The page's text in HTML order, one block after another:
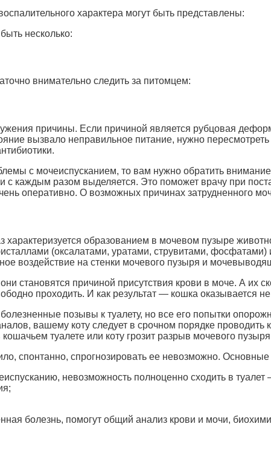
характера могут быть представлены:
несколько:
внимательно следить за питомцем:
причины. Если причиной является рубцовая
вызвало неправильное питание, нужно
с мочеиспусканием, то вам нужно обратить
с каждым разом выделяется. Это поможет врачу при
оперативно. О возможных причинах затрудненного
характеризуется образованием в мочевом пузыре
(оксалатами, уратами, струвитами,
воздействие на стенки мочевого пузыря и
становятся причиной присутствия крови в моче. А их
проходить. И как результат — кошка оказывается не
позывы к туалету, но все его попытки
вашему коту следует в срочном порядке проводить
туалете или коту грозит разрыв мочевого
спонтанно, спрогнозировать ее невозможно.
невозможность полноценно сходить в туалет
болезнь, помогут общий анализ крови и мочи,